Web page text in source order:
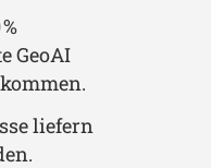
GeoAI
liefern